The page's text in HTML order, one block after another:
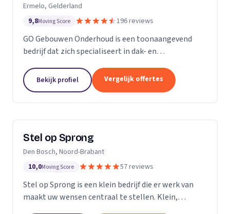
Ermelo, Gelderland
9,8Moving Score 196 reviews
GO Gebouwen Onderhoud is een toonaangevend
bedrijf dat zich specialiseert in dak- en
samenhangt. Met onze vakkundige aanpak zorgen
we ervoor dat uw pand...
Bekijk profiel Vergelijk offertes
Stel op Sprong
Den Bosch, Noord-Brabant
10,0Moving Score 57 reviews
Stel op Sprong is een klein bedrijf die er werk van
maakt uw wensen centraal te stellen. Klein,